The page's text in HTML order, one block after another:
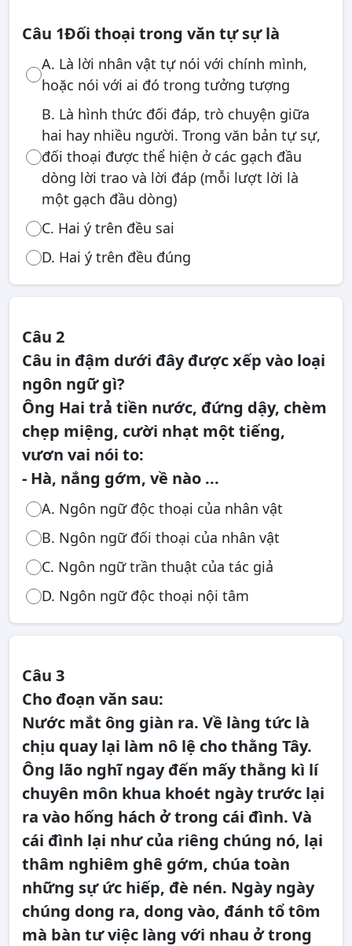
Câu 1Đối thoại trong văn tự sự là
A. Là lời nhân vật tự nói với chính mình,
hoặc nói với ai đó trong tưởng tượng
B. Là hình thức đối đáp, trò chuyện giữa
hai hay nhiều người. Trong văn bản tự sự,
đối thoại được thể hiện ở các gạch đầu
dòng lời trao và lời đáp (mỗi lượt lời là
một gạch đầu dòng)
C. Hai ý trên đều sai
D. Hai ý trên đều đúng
Câu 2
Câu in đậm dưới đây được xếp vào loại
ngôn ngữ gì?
Ông Hai trả tiền nước, đứng dậy, chèm
chẹp miệng, cười nhạt một tiếng,
vươn vai nói to:
- Hà, nắng gớm, về nào ...
A. Ngôn ngữ độc thoại của nhân vật
B. Ngôn ngữ đối thoại của nhân vật
C. Ngôn ngữ trần thuật của tác giả
D. Ngôn ngữ độc thoại nội tâm
Câu 3
Cho đoạn văn sau:
Nước mắt ông giàn ra. Về làng tức là
chịu quay lại làm nô lệ cho thằng Tây.
Ông lão nghĩ ngay đến mấy thằng kì lí
chuyên môn khua khoét ngày trước lại
ra vào hống hách ở trong cái đình. Và
cái đình lại như của riêng chúng nó, lại
thâm nghiêm ghê gớm, chúa toàn
những sự ức hiếp, đè nén. Ngày ngày
chúng dong ra, dong vào, đánh tổ tôm
mà bàn tư việc làng với nhau ở trong